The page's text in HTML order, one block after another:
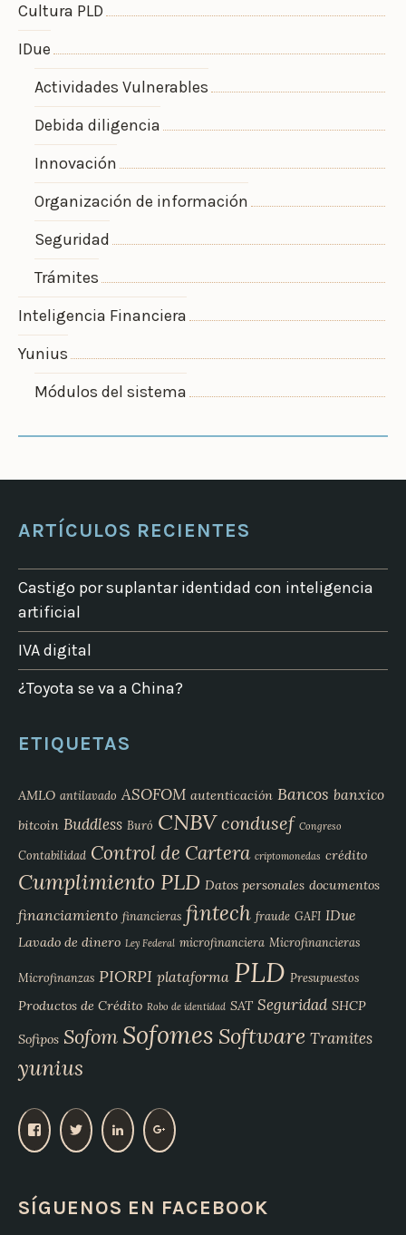
Cultura PLD
IDue
Actividades Vulnerables
Debida diligencia
Innovación
Organización de información
Seguridad
Trámites
Inteligencia Financiera
Yunius
Módulos del sistema
ARTÍCULOS RECIENTES
Castigo por suplantar identidad con inteligencia
artificial
IVA digital
¿Toyota se va a China?
ETIQUETAS
AMLO antilavado ASOFOM autenticación Bancos banxico
bitcoin Buddless Buró CNBVcondusef Congreso
Contabilidad Control de Cartera criptomonedas crédito
Cumplimiento PLD Datos personales documentos
financiamiento financieras fintech fraude GAFI IDue
Lavado de dinero Ley Federal microfinanciera Microfinancieras
Microfinanzas PIORPI plataforma PLD Presupuestos
Productos de Crédito Robo de identidad SAT Seguridad SHCP
Sofipos Sofom Sofomes Software Tramites
yunius
V
p
e
V
e
V
e
V
SÍGUENOS EN FACEBOOK